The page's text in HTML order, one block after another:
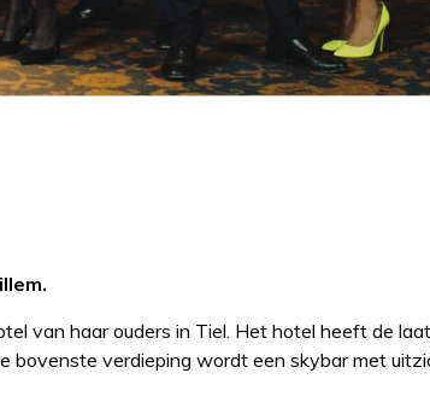
van haar ouders in Tiel. Het hotel heeft de
bovenste verdieping wordt een skybar met